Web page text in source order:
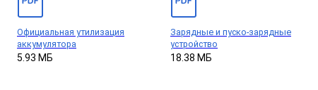
Официальная утилизация
аккумулятора
5.93 МБ
Зарядные и пуско-зарядные
устройство
18.38 МБ